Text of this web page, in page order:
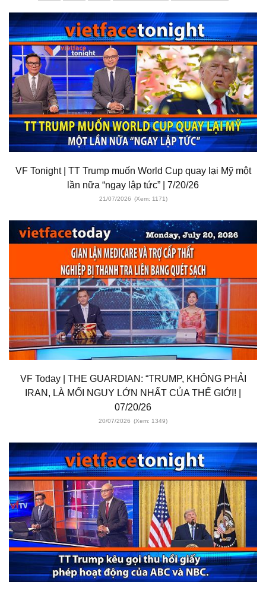
VF Tonight | TT Trump muốn World Cup quay lại Mỹ một
lần nữa “ngay lập tức” | 7/20/26
21/07/2026 (Xem: 1171)
VF Today | THE GUARDIAN: “TRUMP, KHÔNG PHẢI
IRAN, LÀ MỐI NGUY LỚN NHẤT CỦA THẾ GIỚI! |
07/20/26
20/07/2026 (Xem: 1349)